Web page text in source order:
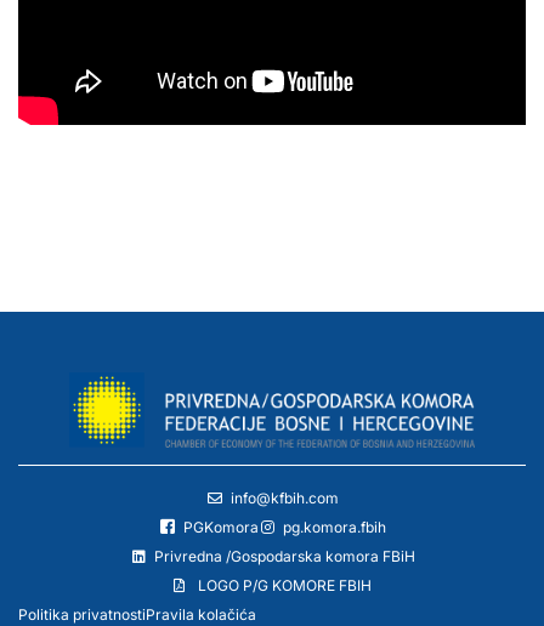
info@kfbih.com
PGKomora
pg.komora.fbih
Privredna /Gospodarska komora FBiH
LOGO P/G KOMORE FBIH
Politika privatnostiPravila kolačića